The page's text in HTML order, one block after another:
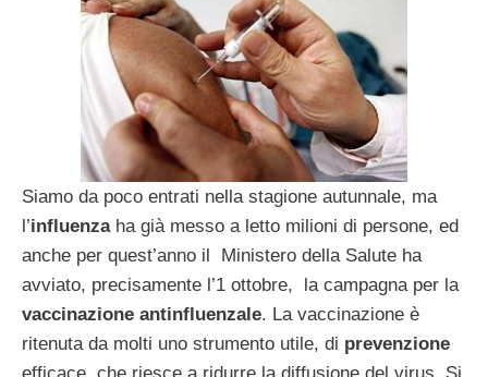
Siamo da poco entrati nella stagione autunnale, ma
l’influenzaha già messo a letto milioni di persone, ed
anche per quest’anno il Ministero della Salute ha
avviato, precisamente l’1 ottobre, la campagna per la
vaccinazione antinfluenzale. La vaccinazione è
ritenuta da molti uno strumento utile, di prevenzione